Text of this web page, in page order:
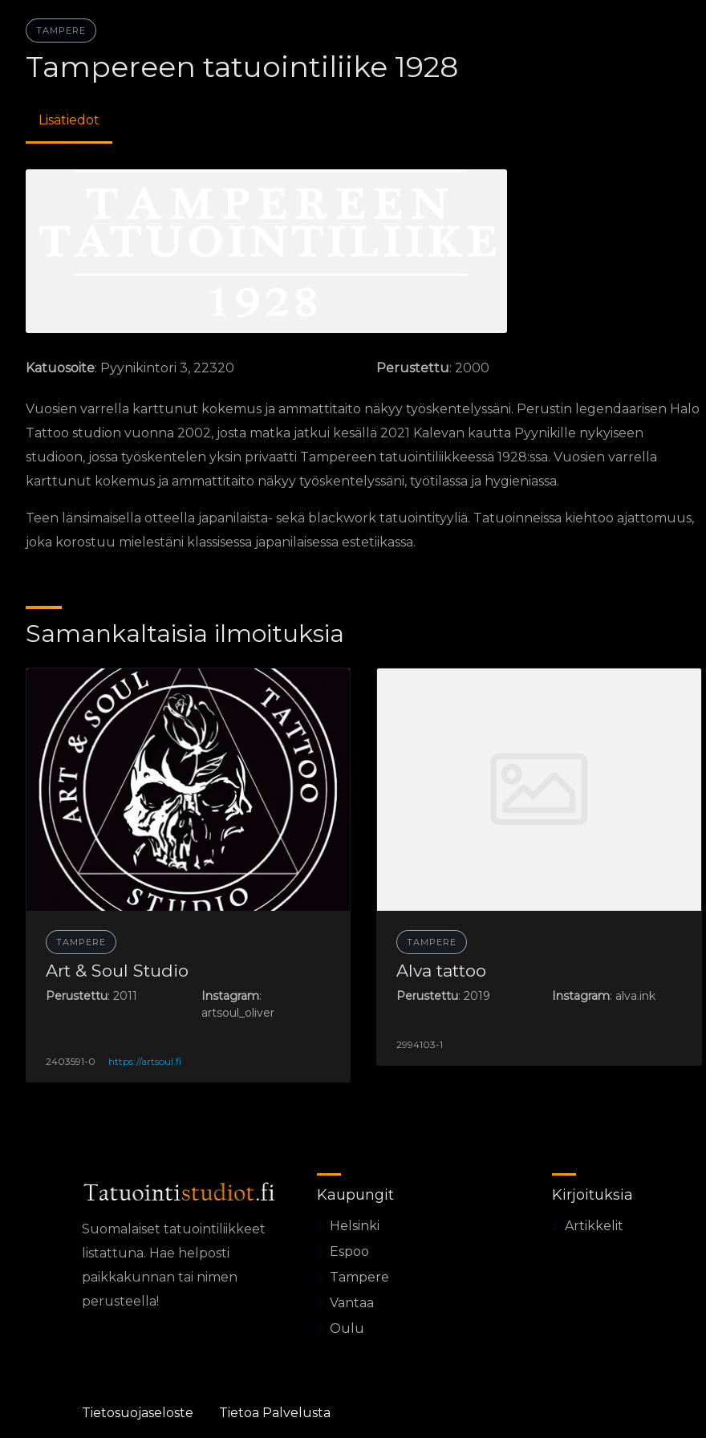
TAMPERE
Tampereen tatuointiliike 1928
Lisätiedot
Katuosoite: Pyynikintori 3, 22320 Perustettu: 2000
Vuosien varrella karttunut kokemus ja ammattitaito näkyy työskentelyssäni. Perustin legendaarisen Halo
Tattoo studion vuonna 2002, josta matka jatkui kesällä 2021 Kalevan kautta Pyynikille nykyiseen
studioon, jossa työskentelen yksin privaatti Tampereen tatuointiliikkeessä 1928:ssa. Vuosien varrella
karttunut kokemus ja ammattitaito näkyy työskentelyssäni, työtilassa ja hygieniassa.
Teen länsimaisella otteella japanilaista- sekä blackwork tatuointityyliä. Tatuoinneissa kiehtoo ajattomuus,
joka korostuu mielestäni klassisessa japanilaisessa estetiikassa.
Samankaltaisia ilmoituksia
TAMPERE
Art & Soul Studio
Perustettu: 2011 Instagram:
artsoul_oliver
2403591-0 https://artsoul.fi
TAMPERE
Alva tattoo
Perustettu: 2019 Instagram: alva.ink
2994103-1
Suomalaiset tatuointiliikkeet
listattuna. Hae helposti
paikkakunnan tai nimen
perusteella!
Kaupungit
Helsinki
Espoo
Tampere
Vantaa
Oulu
Kirjoituksia
Artikkelit
Tietosuojaseloste Tietoa Palvelusta